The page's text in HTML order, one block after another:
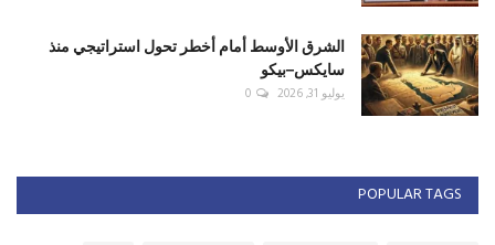
الشرق الأوسط أمام أخطر تحول استراتيجي منذ
سايكس–بيكو
يوليو 31, 2026 0
POPULAR TAGS